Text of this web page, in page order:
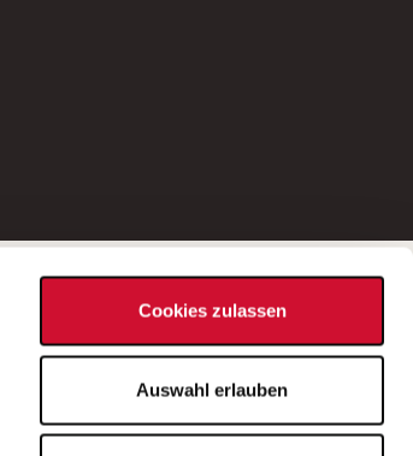
Cookies zulassen
Auswahl erlauben
Bei Fragen zu einer Stellenausschreibung
wenden Sie sich bitte an die*den in der
Stellenausschreibung genannte*n